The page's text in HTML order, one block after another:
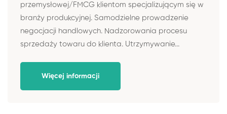
przemysłowej/FMCG klientom specjalizującym się w
branży produkcyjnej. Samodzielne prowadzenie
negocjacji handlowych. Nadzorowania procesu
sprzedaży towaru do klienta. Utrzymywanie...
Więcej informacji